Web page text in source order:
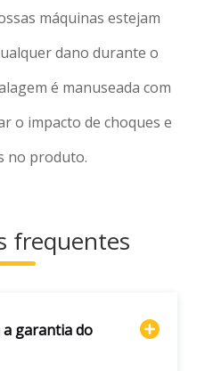
máquinas estejam
dano durante o
é manuseada com
o impacto de choques e
no produto.
frequentes
garantia do